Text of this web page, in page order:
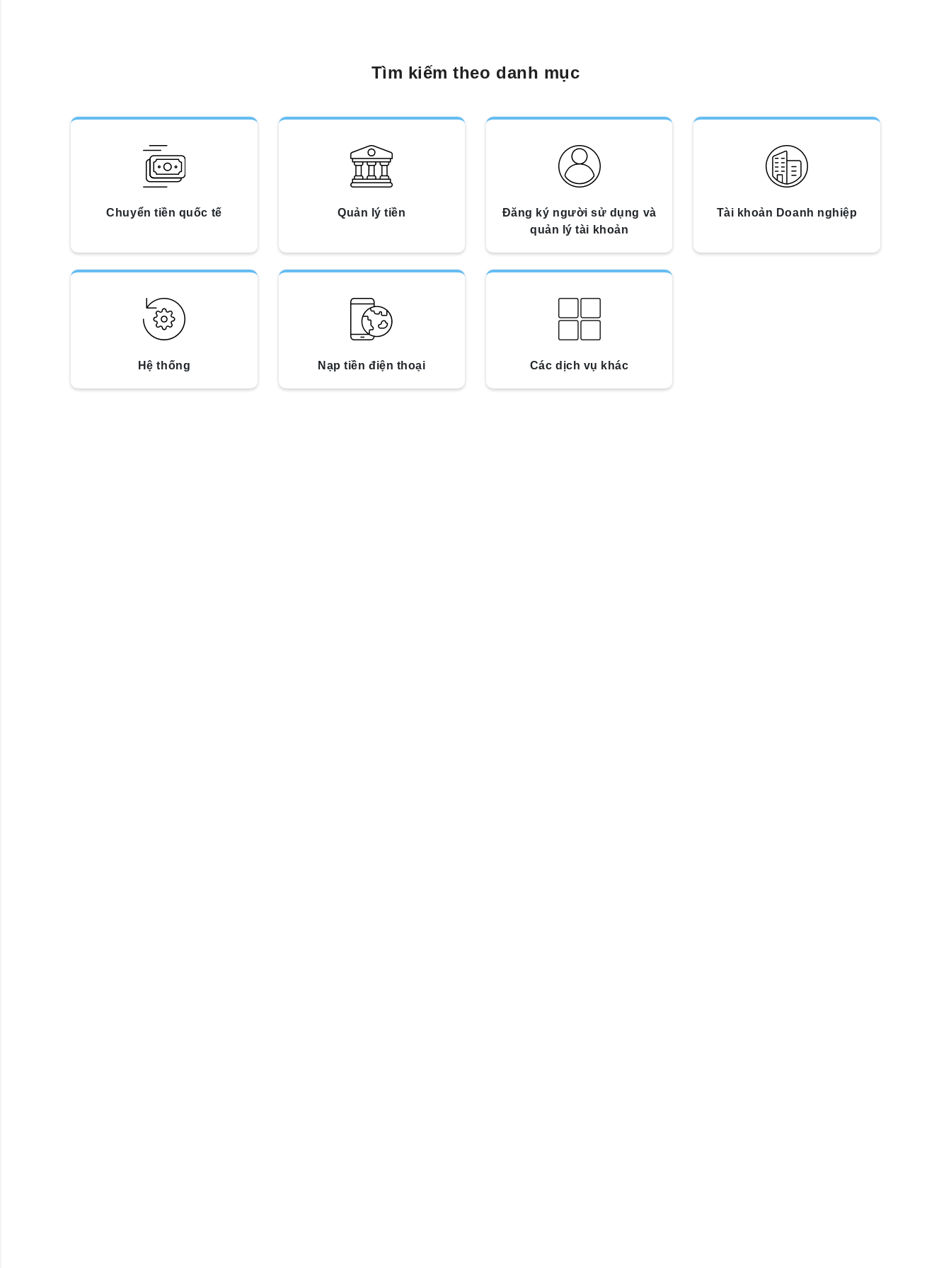
Tìm kiếm theo danh mục
Chuyển tiền quốc tế Quản lý tiền
Đăng ký người sử dụng và
quản lý tài khoản
Tài khoản Doanh nghiệp
Hệ thống Nạp tiền điện thoại Các dịch vụ khác